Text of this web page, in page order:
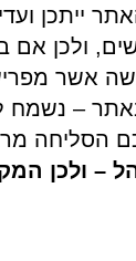
ייתכן
ולכן אם
אשר
– נשמח
הסליחה
– ולכן